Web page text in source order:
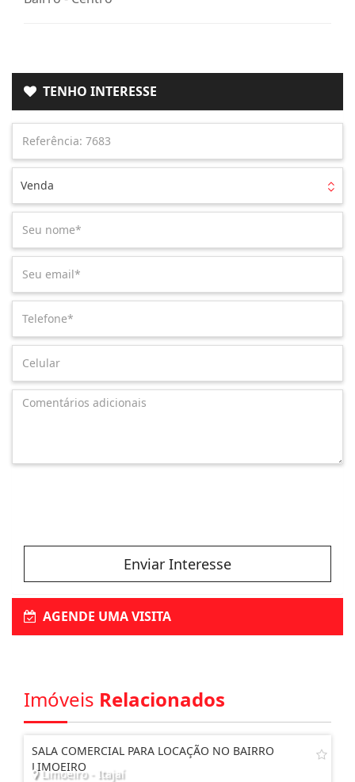
TENHO INTERESSE
Venda
Enviar Interesse
AGENDE UMA VISITA
Imóveis Relacionados
SALA COMERCIAL PARA LOCAÇÃO NO BAIRRO
LIMOEIRO
Limoeiro - Itajaí